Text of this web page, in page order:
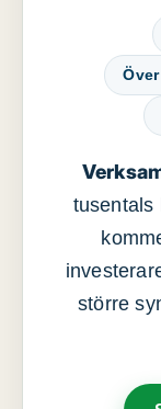
tusentals
större